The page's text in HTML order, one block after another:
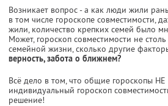
Возникает вопрос - а как люди жили
в том числе гороскопе совместимости,
жили, количество крепких семей было
Может, гороскоп совместимости не
семейной жизни, сколько другие
верность, забота о ближнем?
Всё дело в том, что общие гороскопы
индивидуальный гороскоп
решение!